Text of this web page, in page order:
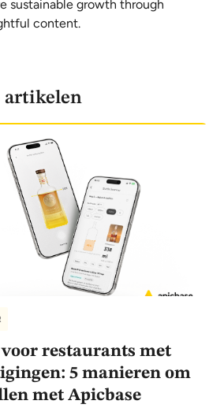
sustainable growth through
content.
artikelen
restaurants met
5 manieren om
met Apicbase